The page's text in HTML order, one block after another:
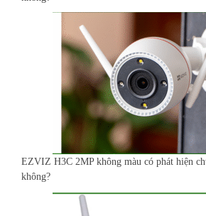
EZVIZ H3C 2MP không màu có phát hiện
không?